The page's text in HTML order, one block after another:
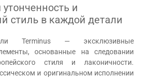
и
стиль в каждой детали
Terminus — эксклюзивные
основанные на следовании
стиля и лаконичности.
и оригинальном исполнении